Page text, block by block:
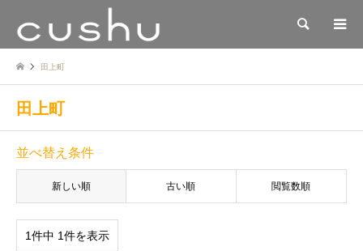
検索
田上町
田上町
並べ替え条件
新しい順 古い順 閲覧数順
1件中 1件を表示